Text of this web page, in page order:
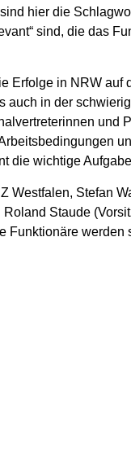
hier die
sind, die das
Erfolge in NRW auf
auch in der
und
die wichtige
Westfalen, Stefan
Staude
werden